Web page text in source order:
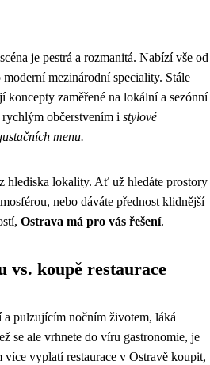
je pestrá a rozmanitá. Nabízí vše od
mezinárodní speciality. Stále
koncepty zaměřené na lokální a sezónní
občerstvením i stylové
menu.
hlediska lokality. Ať už hledáte prostory
nebo dáváte přednost klidnější
Ostrava má pro vás řešení.
vs. koupě restaurace
a pulzujícím nočním životem, láká
se ale vrhnete do víru gastronomie, je
více vyplatí restaurace v Ostravě koupit,